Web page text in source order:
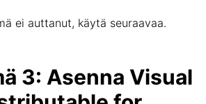
ei auttanut, käytä seuraavaa.
3: Asenna Visual